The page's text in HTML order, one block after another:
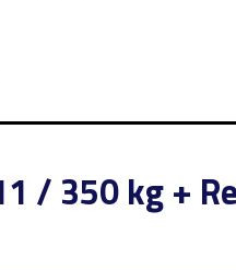
/ 350 kg +